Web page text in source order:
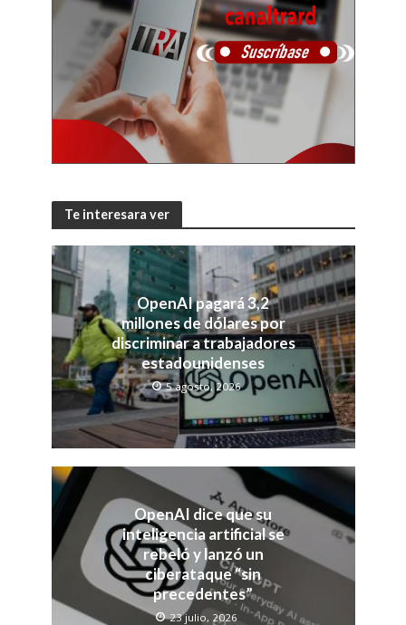
Te interesara ver
OpenAI pagará 3,2
millones de dólares por
discriminar a trabajadores
estadounidenses
5 agosto, 2026
OpenAI dice que su
inteligencia artificial se
rebeló y lanzó un
ciberataque “sin
precedentes”
23 julio, 2026